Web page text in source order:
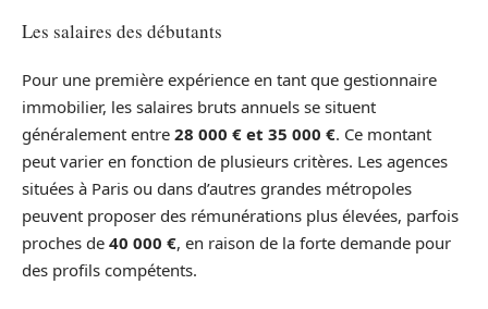
Les salaires des débutants
Pour une première expérience en tant que gestionnaire
immobilier, les salaires bruts annuels se situent
généralement entre 28 000 € et 35 000 €. Ce montant
peut varier en fonction de plusieurs critères. Les agences
situées à Paris ou dans d’autres grandes métropoles
peuvent proposer des rémunérations plus élevées, parfois
proches de 40 000 €, en raison de la forte demande pour
des profils compétents.